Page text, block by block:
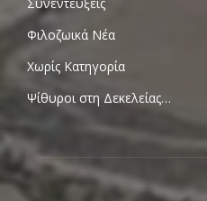
Συνεντεύξεις
Φιλοζωικά Νέα
Χωρίς Κατηγορία
Ψίθυροι στη Δεκελείας…